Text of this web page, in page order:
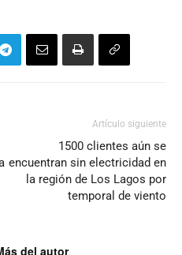
Artículo siguiente
1500 clientes aún se
encuentran sin electricidad en
la región de Los Lagos por
temporal de viento
del autor